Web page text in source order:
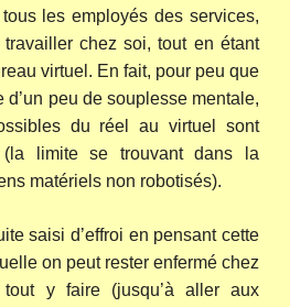
les employés des services,
chez soi, tout en étant
virtuel. En fait, pour peu que
d’un peu de souplesse mentale,
du réel au virtuel sont
(la limite se trouvant dans la
matériels non robotisés).
saisi d’effroi en pensant cette
on peut rester enfermé chez
y faire (jusqu’à aller aux